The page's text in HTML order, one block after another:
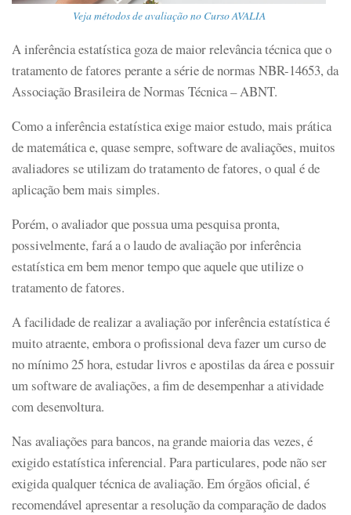
Veja métodos de avaliação no Curso AVALIA
A inferência estatística goza de maior relevância técnica que o
tratamento de fatores perante a série de normas NBR-14653, da
Associação Brasileira de Normas Técnica – ABNT.
Como a inferência estatística exige maior estudo, mais prática
de matemática e, quase sempre, software de avaliações, muitos
avaliadores se utilizam do tratamento de fatores, o qual é de
aplicação bem mais simples.
Porém, o avaliador que possua uma pesquisa pronta,
possivelmente, fará a o laudo de avaliação por inferência
estatística em bem menor tempo que aquele que utilize o
tratamento de fatores.
A facilidade de realizar a avaliação por inferência estatística é
muito atraente, embora o profissional deva fazer um curso de
no mínimo 25 hora, estudar livros e apostilas da área e possuir
um software de avaliações, a fim de desempenhar a atividade
com desenvoltura.
Nas avaliações para bancos, na grande maioria das vezes, é
exigido estatística inferencial. Para particulares, pode não ser
exigida qualquer técnica de avaliação. Em órgãos oficial, é
recomendável apresentar a resolução da comparação de dados